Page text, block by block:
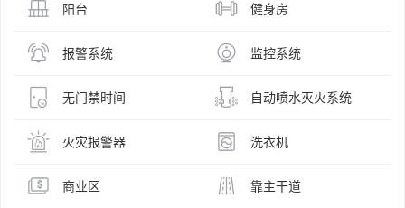
阳台 健身房
报警系统 监控系统
无门禁时间 自动喷水灭火系统
火灾报警器 洗衣机
商业区 靠主干道